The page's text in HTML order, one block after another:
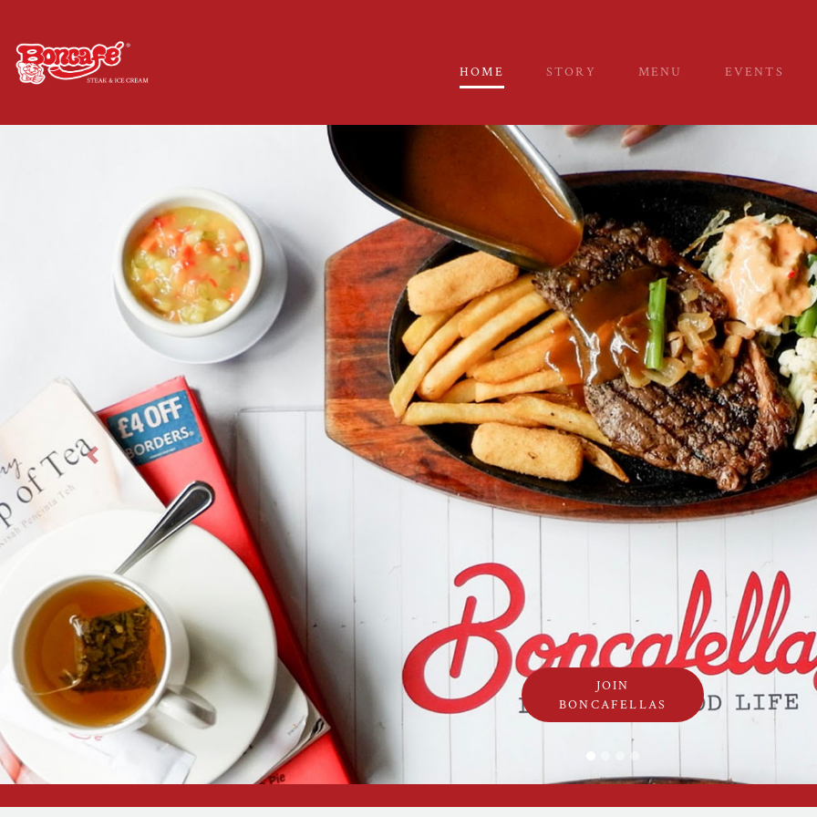
HOME STORY MENU EVENTS
Previous